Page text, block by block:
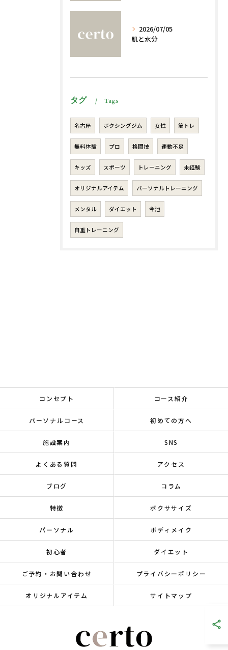
2026/07/05
肌と水分
タグ Tags
名古屋 ボクシングジム 女性 筋トレ
無料体験 プロ 格闘技 運動不足
キッズ スポーツ トレーニング 未経験
オリジナルアイテム パーソナルトレーニング
メンタル ダイエット 今池
自重トレーニング
コンセプト コース紹介
パーソナルコース 初めての方へ
施設案内 SNS
よくある質問 アクセス
ブログ コラム
特徴 ボクササイズ
パーソナル ボディメイク
初心者 ダイエット
ご予約・お問い合わせ プライバシーポリシー
オリジナルアイテム サイトマップ